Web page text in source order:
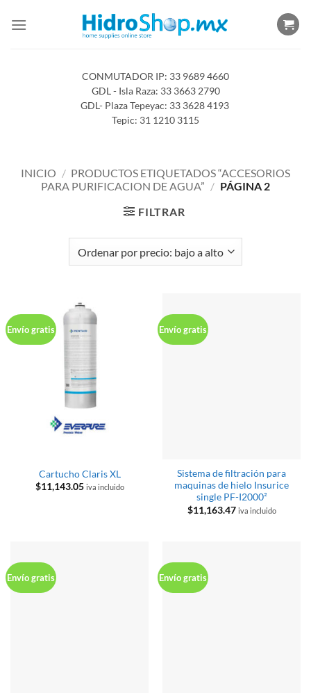
CONMUTADOR IP: 33 9689 4660
GDL - Isla Raza: 33 3663 2790
GDL- Plaza Tepeyac: 33 3628 4193
Tepic: 31 1210 3115
INICIO / PRODUCTOS ETIQUETADOS “ACCESORIOS
PARA PURIFICACION DE AGUA” / PÁGINA 2
FILTRAR
Envío gratis
Cartucho Claris XL
$11,143.05 iva incluido
Envío gratis
Sistema de filtración para
maquinas de hielo Insurice
single PF-I2000²
$11,163.47 iva incluido
Envío gratis Envío gratis